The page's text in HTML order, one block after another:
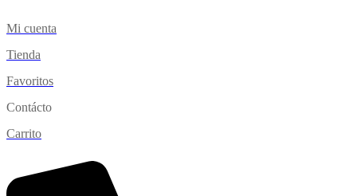
Mi cuenta
Tienda
Favoritos
Contácto
Carrito